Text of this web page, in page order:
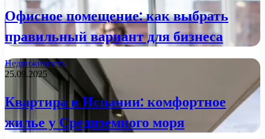
Офисное помещение: как выбрать
правильный вариант для бизнеса
Недвижимость
25.09.2025
Квартира в Испании: комфортное
жилье у Средиземного моря